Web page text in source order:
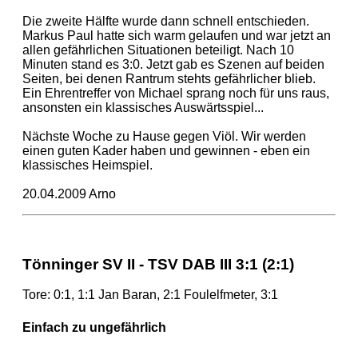
Die zweite Hälfte wurde dann schnell entschieden.
Markus Paul hatte sich warm gelaufen und war jetzt an
allen gefährlichen Situationen beteiligt. Nach 10
Minuten stand es 3:0. Jetzt gab es Szenen auf beiden
Seiten, bei denen Rantrum stehts gefährlicher blieb.
Ein Ehrentreffer von Michael sprang noch für uns raus,
ansonsten ein klassisches Auswärtsspiel...
Nächste Woche zu Hause gegen Viöl. Wir werden
einen guten Kader haben und gewinnen - eben ein
klassisches Heimspiel.
20.04.2009 Arno
Tönninger SV II - TSV DAB III 3:1 (2:1)
Tore: 0:1, 1:1 Jan Baran, 2:1 Foulelfmeter, 3:1
Einfach zu ungefährlich